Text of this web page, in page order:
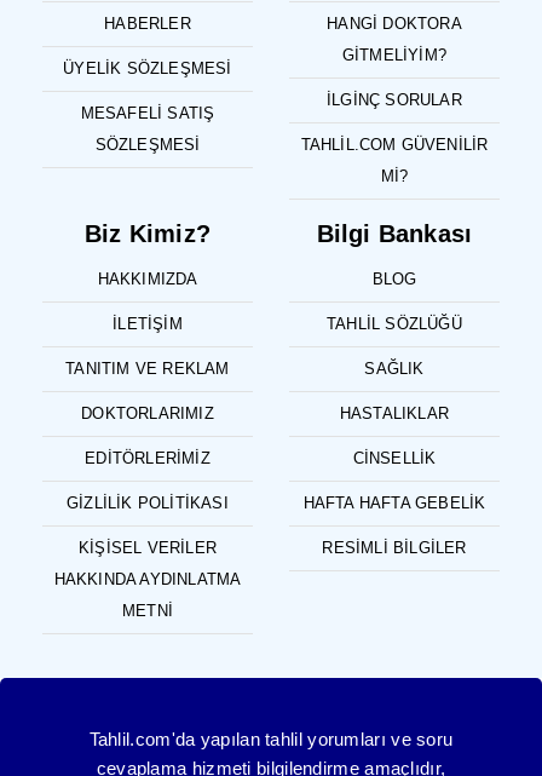
HABERLER
ÜYELIK SÖZLEŞMESI
MESAFELI SATIŞ
SÖZLEŞMESI
HANGI DOKTORA
GITMELIYIM?
İLGINÇ SORULAR
TAHLIL.COM GÜVENILIR
MI?
Biz Kimiz?
HAKKIMIZDA
İLETIŞIM
TANITIM VE REKLAM
DOKTORLARIMIZ
EDITÖRLERIMIZ
GIZLILIK POLITIKASI
KIŞISEL VERILER
HAKKINDA AYDINLATMA
METNI
Bilgi Bankası
BLOG
TAHLIL SÖZLÜĞÜ
SAĞLIK
HASTALIKLAR
CINSELLIK
HAFTA HAFTA GEBELIK
RESIMLI BILGILER
Tahlil.com'da yapılan tahlil yorumları ve soru
cevaplama hizmeti bilgilendirme amaçlıdır,